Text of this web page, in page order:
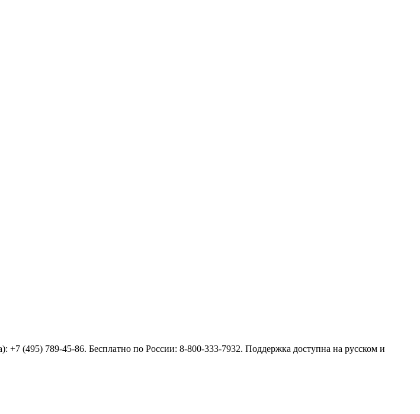
+7 (495) 789-45-86. Бесплатно по России: 8-800-333-7932. Поддержка доступна на русском и